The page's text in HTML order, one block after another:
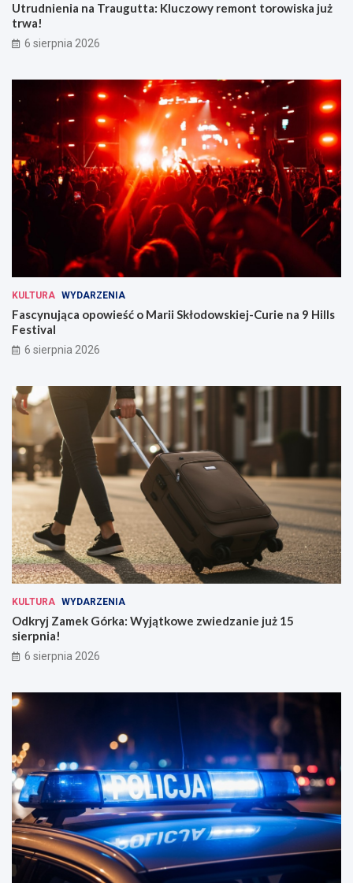
Utrudnienia na Traugutta: Kluczowy remont torowiska już
trwa!
6 sierpnia 2026
KULTURA WYDARZENIA
Fascynująca opowieść o Marii Skłodowskiej-Curie na 9 Hills
Festival
6 sierpnia 2026
KULTURA WYDARZENIA
Odkryj Zamek Górka: Wyjątkowe zwiedzanie już 15
sierpnia!
6 sierpnia 2026